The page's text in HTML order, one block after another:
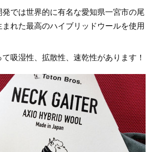
では世界的に有名な愛知県一宮市の尾
れた最高のハイブリッドウールを使用
吸湿性、拡散性、速乾性があります！